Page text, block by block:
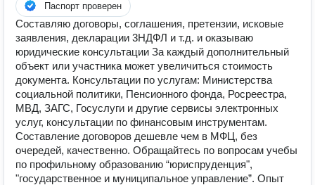
Паспорт проверен
Составляю договоры, соглашения, претензии, исковые
заявления, декларации 3НДФЛ и т.д. и оказываю
юридические консультации За каждый дополнительный
объект или участника может увеличиться стоимость
документа. Консультации по услугам: Министерства
социальной политики, Пенсионного фонда, Росреестра,
МВД, ЗАГС, Госуслуги и другие сервисы электронных
услуг, консультации по финансовым инструментам.
Составление договоров дешевле чем в МФЦ, без
очередей, качественно. Обращайтесь по вопросам учебы
по профильному образованию “юриспруденция",
"государственное и муниципальное управление”. Опыт